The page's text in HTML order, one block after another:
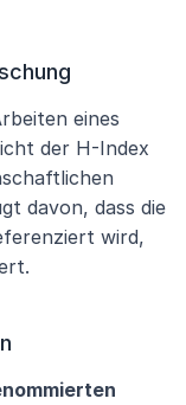
eines
der H-Index
davon, dass die
wird,